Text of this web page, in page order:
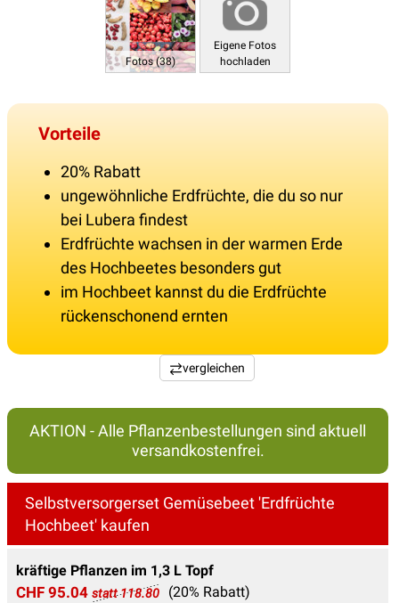
Fotos (38)
Eigene Fotos
hochladen
Vorteile
20% Rabatt
ungewöhnliche Erdfrüchte, die du so nur
bei Lubera findest
Erdfrüchte wachsen in der warmen Erde
des Hochbeetes besonders gut
im Hochbeet kannst du die Erdfrüchte
rückenschonend ernten
vergleichen
AKTION - Alle Pflanzenbestellungen sind aktuell
versandkostenfrei.
Selbstversorgerset Gemüsebeet 'Erdfrüchte
Hochbeet' kaufen
kräftige Pflanzen im 1,3 L Topf
CHF 95.04 statt 118.80 (20% Rabatt)